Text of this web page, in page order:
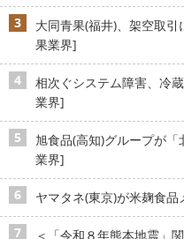
大同青果(福井)、架空取
果業界]
相次ぐシステム障害、冷
業界]
旭食品(高知)グループが
業界]
ヤマタネ(東京)が米麹食
＜「令和８年熊本地震」